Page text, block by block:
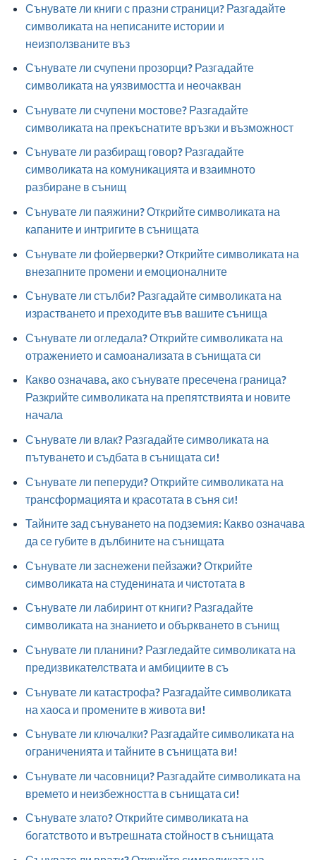
Сънувате ли книги с празни страници? Разгадайте
символиката на неписаните истории и
неизползваните въз
Сънувате ли счупени прозорци? Разгадайте
символиката на уязвимостта и неочакван
Сънувате ли счупени мостове? Разгадайте
символиката на прекъснатите връзки и възможност
Сънувате ли разбиращ говор? Разгадайте
символиката на комуникацията и взаимното
разбиране в сънищ
Сънувате ли паяжини? Открийте символиката на
капаните и интригите в сънищата
Сънувате ли фойерверки? Открийте символиката на
внезапните промени и емоционалните
Сънувате ли стълби? Разгадайте символиката на
израстването и преходите във вашите сънища
Сънувате ли огледала? Открийте символиката на
отражението и самоанализата в сънищата си
Какво означава, ако сънувате пресечена граница?
Разкрийте символиката на препятствията и новите
начала
Сънувате ли влак? Разгадайте символиката на
пътуването и съдбата в сънищата си!
Сънувате ли пеперуди? Открийте символиката на
трансформацията и красотата в съня си!
Тайните зад сънуването на подземия: Какво означава
да се губите в дълбините на сънищата
Сънувате ли заснежени пейзажи? Открийте
символиката на студенината и чистотата в
Сънувате ли лабиринт от книги? Разгадайте
символиката на знанието и объркването в сънищ
Сънувате ли планини? Разгледайте символиката на
предизвикателствата и амбициите в съ
Сънувате ли катастрофа? Разгадайте символиката
на хаоса и промените в живота ви!
Сънувате ли ключалки? Разгадайте символиката на
ограниченията и тайните в сънищата ви!
Сънувате ли часовници? Разгадайте символиката на
времето и неизбежността в сънищата си!
Сънувате злато? Открийте символиката на
богатството и вътрешната стойност в сънищата